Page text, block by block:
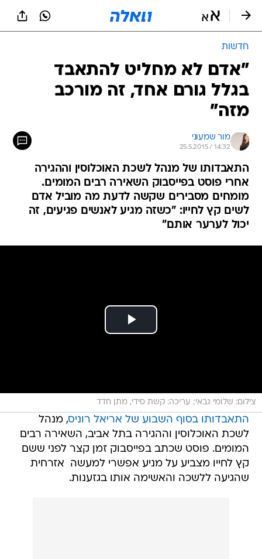
חדשות
"אדם לא מחליט להתאבד
בגלל גורם אחד, זה מורכב
מזה"
מור שמעוני
25.5.2015 / 14:32
התאבדותו של מנהל לשכת האוכלוסין וההגירה
אחרי פוסט בפייסבוק השאירה רבים המומים.
מומחים מסבירים שקשה לדעת מה מוביל אדם
לשים קץ לחייו: "כשזה מגיע לאנשים פגיעים, זה
יכול לערער אותם"
צילום: שלומי גבאי; עריכה: קשת סידי, מתן חדד
התאבדותו בסוף השבוע של אריאל רוניס, מנהל
לשכת האוכלוסין וההגירה בתל אביב, השאירה רבים
המומים. פוסט שכתב בפייסבוק זמן קצר לפני ששם
קץ לחייו מצביע על מניע אפשרי למעשה  אזרחית
שהגיעה ללשכה והאשימה אותו בגזענות.